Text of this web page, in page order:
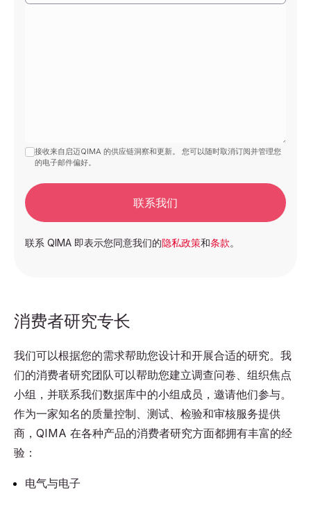
接收来自启迈QIMA 的供应链洞察和更新。 您可以随时取消订阅并管理您
的电子邮件偏好。
联系我们
联系 QIMA 即表示您同意我们的隐私政策和条款。
消费者研究专长
我们可以根据您的需求帮助您设计和开展合适的研究。我
们的消费者研究团队可以帮助您建立调查问卷、组织焦点
小组，并联系我们数据库中的小组成员，邀请他们参与。
作为一家知名的质量控制、测试、检验和审核服务提供
商，QIMA 在各种产品的消费者研究方面都拥有丰富的经
验：
电气与电子